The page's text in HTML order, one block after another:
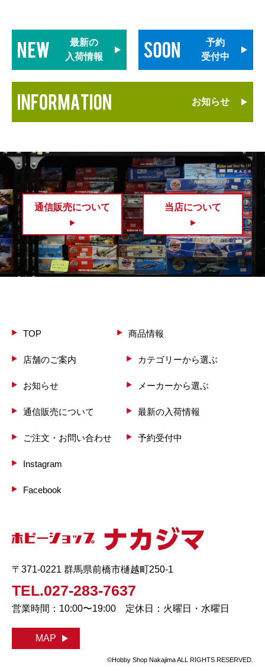
最新の
入荷情報
予約
受付中
お知らせ
通信販売について 当店について
TOP
店舗のご案内
お知らせ
通信販売について
ご注文・お問い合わせ
Instagram
Facebook
商品情報
カテゴリーから選ぶ
メーカーから選ぶ
最新の入荷情報
予約受付中
〒371-0221 群馬県前橋市樋越町250-1
TEL.027-283-7637
営業時間：10:00〜19:00 定休日：火曜日・水曜日
MAP
©Hobby Shop Nakajima ALL RIGHTS RESERVED.